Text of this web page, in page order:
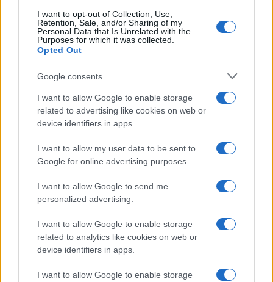
I want to opt-out of Collection, Use,
Retention, Sale, and/or Sharing of my
Personal Data that Is Unrelated with the
Purposes for which it was collected.
Opted Out
Google consents
I want to allow Google to enable storage
related to advertising like cookies on web or
device identifiers in apps.
I want to allow my user data to be sent to
Google for online advertising purposes.
I want to allow Google to send me
personalized advertising.
I want to allow Google to enable storage
related to analytics like cookies on web or
device identifiers in apps.
I want to allow Google to enable storage
Brent chute de 8,46% : les matières premières corrigent